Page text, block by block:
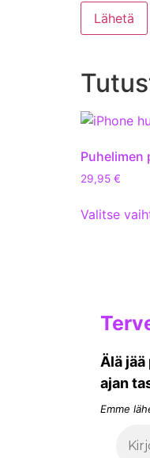
Puhelimen
29,95 €
Valitse
Älä
ajan
Emme